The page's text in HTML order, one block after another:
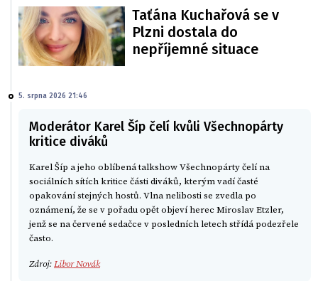
Taťána Kuchařová se v
Plzni dostala do
nepříjemné situace
5. srpna 2026 21:46
Moderátor Karel Šíp čelí kvůli Všechnopárty
kritice diváků
Karel Šíp a jeho oblíbená talkshow Všechnopárty čelí na
sociálních sítích kritice části diváků, kterým vadí časté
opakování stejných hostů. Vlna nelibosti se zvedla po
oznámení, že se v pořadu opět objeví herec Miroslav Etzler,
jenž se na červené sedačce v posledních letech střídá podezřele
často.
Zdroj:Libor Novák